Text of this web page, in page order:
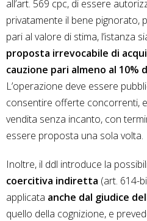
all’art. 569 cpc, di essere
privatamente il bene pignorato,
pari al valore di stima, l’istanza
proposta irrevocabile di
cauzione pari almeno al 10%
L’operazione deve essere
consentire offerte concorrenti,
vendita senza incanto, con
essere proposta una sola volta.
Inoltre, il ddl introduce la
coercitiva indiretta (art. 614-
applicata anche dal giudice
quello della cognizione, e